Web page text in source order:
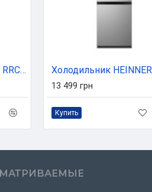
Холодильник Electrolux RRC5ME38X2
13 499 грн
Купить